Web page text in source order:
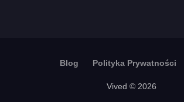
Vived © 2026
Blog Polityka Prywatności